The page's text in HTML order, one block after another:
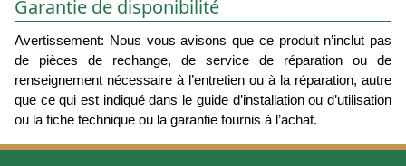
Garantie de disponibilité
Avertissement: Nous vous avisons que ce produit n’inclut pas
de pièces de rechange, de service de réparation ou de
renseignement nécessaire à l’entretien ou à la réparation, autre
que ce qui est indiqué dans le guide d’installation ou d’utilisation
ou la fiche technique ou la garantie fournis à l’achat.